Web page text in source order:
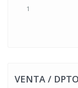
1
VENTA /